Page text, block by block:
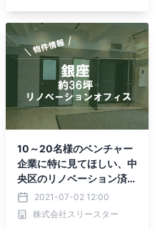
10～20名様のベンチャー
企業に特に見てほしい、中
央区のリノベーション済み
オフィスを掲載しました～
リノベオフィス「Rebor
n」～
2021-07-02 12:00
株式会社スリースター